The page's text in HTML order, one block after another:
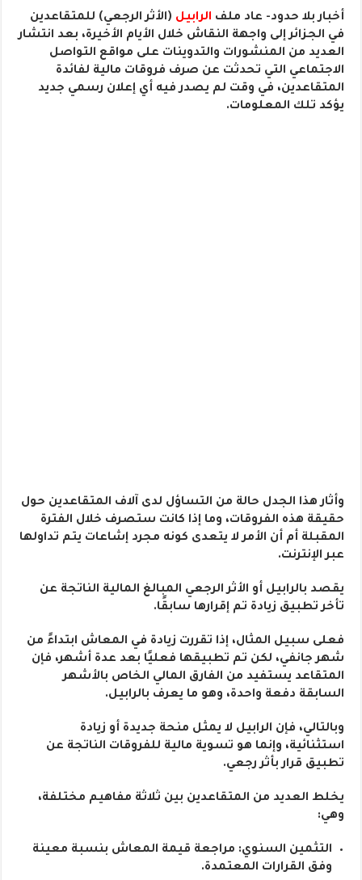
أخبار بلا حدود- عاد ملف الرابيل (الأثر الرجعي) للمتقاعدين
في الجزائر إلى واجهة النقاش خلال الأيام الأخيرة، بعد انتشار
العديد من المنشورات والتدوينات على مواقع التواصل
الاجتماعي التي تحدثت عن صرف فروقات مالية لفائدة
المتقاعدين، في وقت لم يصدر فيه أي إعلان رسمي جديد
يؤكد تلك المعلومات.
وأثار هذا الجدل حالة من التساؤل لدى آلاف المتقاعدين حول
حقيقة هذه الفروقات، وما إذا كانت ستصرف خلال الفترة
المقبلة أم أن الأمر لا يتعدى كونه مجرد إشاعات يتم تداولها
عبر الإنترنت.
يقصد بالرابيل أو الأثر الرجعي المبالغ المالية الناتجة عن
تأخر تطبيق زيادة تم إقرارها سابقًا.
فعلى سبيل المثال، إذا تقررت زيادة في المعاش ابتداءً من
شهر جانفي، لكن تم تطبيقها فعليًا بعد عدة أشهر، فإن
المتقاعد يستفيد من الفارق المالي الخاص بالأشهر
السابقة دفعة واحدة، وهو ما يعرف بالرابيل.
وبالتالي، فإن الرابيل لا يمثل منحة جديدة أو زيادة
استثنائية، وإنما هو تسوية مالية للفروقات الناتجة عن
تطبيق قرار بأثر رجعي.
يخلط العديد من المتقاعدين بين ثلاثة مفاهيم مختلفة،
وهي:
التثمين السنوي: مراجعة قيمة المعاش بنسبة معينة
وفق القرارات المعتمدة.